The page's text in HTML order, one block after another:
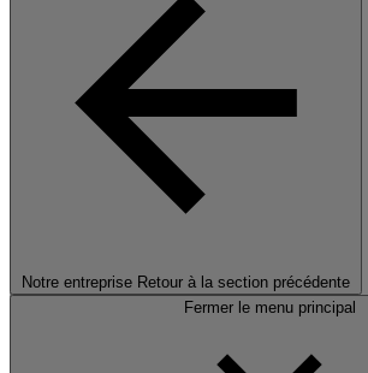
Notre entreprise Retour à la section précédente
Fermer le menu principal